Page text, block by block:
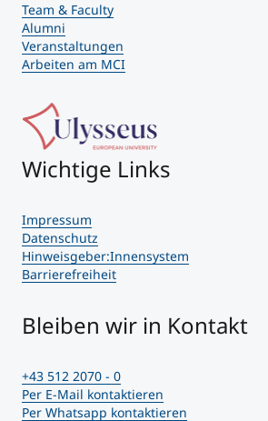
Team & Faculty
Alumni
Veranstaltungen
Arbeiten am MCI
Wichtige Links
Impressum
Datenschutz
Hinweisgeber:Innensystem
Barrierefreiheit
Bleiben wir in Kontakt
+43 512 2070 - 0
Per E-Mail kontaktieren
Per Whatsapp kontaktieren